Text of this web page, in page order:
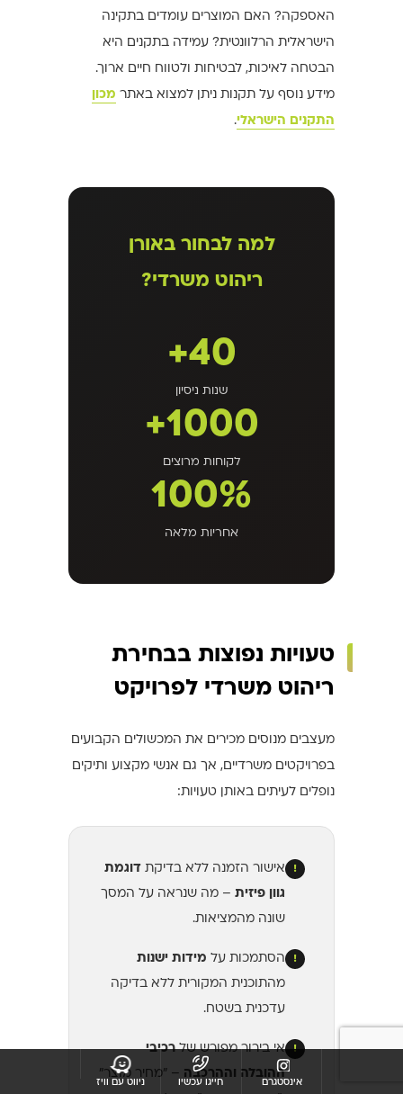
האספקה? האם המוצרים עומדים בתקינה
הישראלית הרלוונטית? עמידה בתקנים היא
הבטחה לאיכות, לבטיחות ולטווח חיים ארוך.
מידע נוסף על תקנות ניתן למצוא באתר מכון
התקנים הישראלי.
למה לבחור באורן
ריהוט משרדי?
40+
שנות ניסיון
1000+
לקוחות מרוצים
100%
אחריות מלאה
טעויות נפוצות בבחירת
ריהוט משרדי לפרויקט
מעצבים מנוסים מכירים את המכשולים הקבועים
בפרויקטים משרדיים, אך גם אנשי מקצוע ותיקים
נופלים לעיתים באותן טעויות:
! אישור הזמנה ללא בדיקת דוגמת
גוון פיזית – מה שנראה על המסך
שונה מהמציאות.
! הסתמכות על מידות ישנות
מהתוכנית המקורית ללא בדיקה
עדכנית בשטח.
! אי בירור מפורש שלרכיבי
ההובלה וההרכבה – "מחיר מוצר"
ניווט עם וויז חייגו עכשיו אינסטגרם